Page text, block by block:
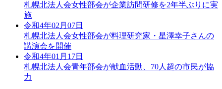
札幌北法人会女性部会が企業訪問研修を2年半ぶりに実
施
令和4年02月07日
札幌北法人会女性部会が料理研究家・星澤幸子さんの
講演会を開催
令和4年01月17日
札幌北法人会青年部会が献血活動、70人超の市民が協
力